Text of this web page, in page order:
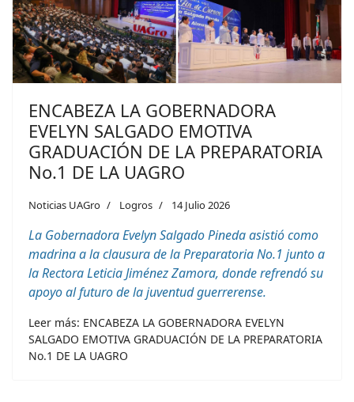
ENCABEZA LA GOBERNADORA
EVELYN SALGADO EMOTIVA
GRADUACIÓN DE LA PREPARATORIA
No.1 DE LA UAGRO
Noticias UAGro Logros 14 Julio 2026
La Gobernadora Evelyn Salgado Pineda asistió como
madrina a la clausura de la Preparatoria No.1 junto a
la Rectora Leticia Jiménez Zamora, donde refrendó su
apoyo al futuro de la juventudguerrerense.
Leer más: ENCABEZA LA GOBERNADORA EVELYN
SALGADO EMOTIVA GRADUACIÓN DE LA PREPARATORIA
No.1 DE LA UAGRO